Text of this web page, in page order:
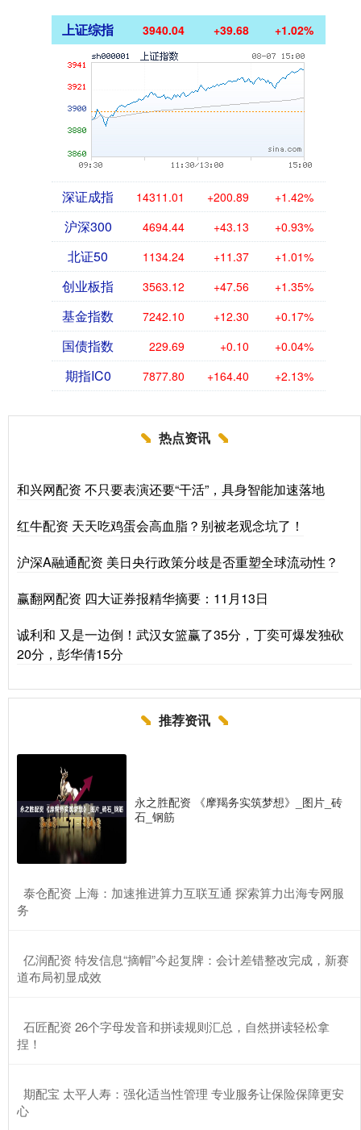
上证综指 3940.04 +39.68 +1.02%
深证成指 14311.01 +200.89 +1.42%
沪深300 4694.44 +43.13 +0.93%
北证50 1134.24 +11.37 +1.01%
创业板指 3563.12 +47.56 +1.35%
基金指数 7242.10 +12.30 +0.17%
国债指数 229.69 +0.10 +0.04%
期指IC0 7877.80 +164.40 +2.13%
热点资讯
和兴网配资 不只要表演还要“干活”，具身智能加速落地
红牛配资 天天吃鸡蛋会高血脂？别被老观念坑了！
沪深A融通配资 美日央行政策分歧是否重塑全球流动性？
赢翻网配资 四大证券报精华摘要：11月13日
诚利和 又是一边倒！武汉女篮赢了35分，丁奕可爆发独砍
20分，彭华倩15分
推荐资讯
永之胜配资 《摩羯务实筑梦想》_图片_砖
石_钢筋
​泰仓配资 上海：加速推进算力互联互通 探索算力出海专网服
务
​亿润配资 特发信息“摘帽”今起复牌：会计差错整改完成，新赛
道布局初显成效
​石匠配资 26个字母发音和拼读规则汇总，自然拼读轻松拿
捏！
​期配宝 太平人寿：强化适当性管理 专业服务让保险保障更安
心